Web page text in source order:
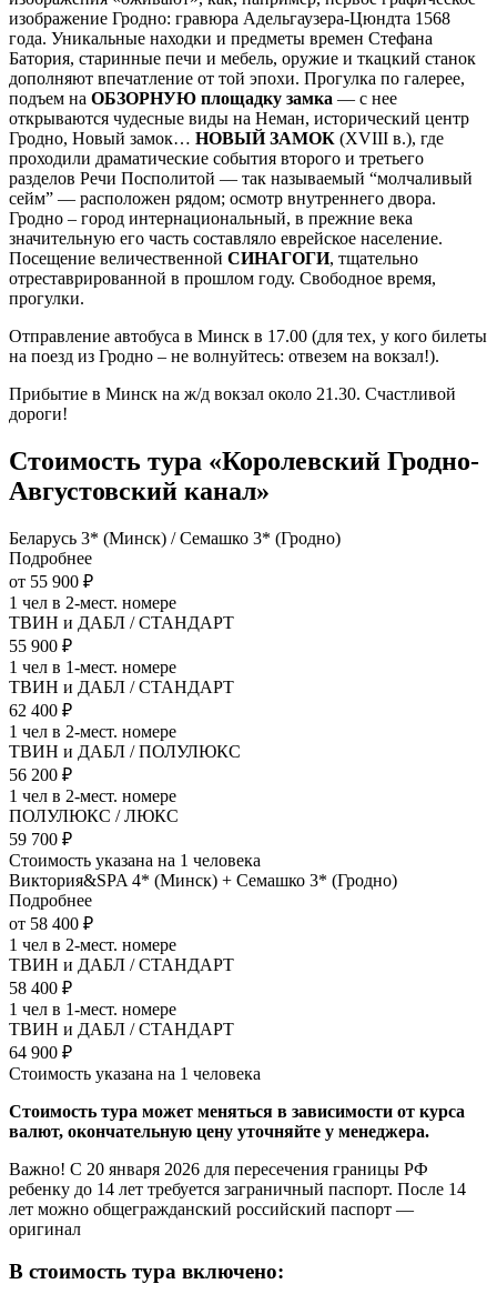
изображение Гродно: гравюра Адельгаузера-Цюндта 1568
года. Уникальные находки и предметы времен Стефана
Батория, старинные печи и мебель, оружие и ткацкий станок
дополняют впечатление от той эпохи. Прогулка по галерее,
подъем на ОБЗОРНУЮ площадку замка — с нее
открываются чудесные виды на Неман, исторический центр
Гродно, Новый замок… НОВЫЙ ЗАМОК (XVIII в.), где
проходили драматические события второго и третьего
разделов Речи Посполитой — так называемый “молчаливый
сейм” — расположен рядом; осмотр внутреннего двора.
Гродно – город интернациональный, в прежние века
значительную его часть составляло еврейское население.
Посещение величественной СИНАГОГИ, тщательно
отреставрированной в прошлом году. Свободное время,
прогулки.
Отправление автобуса в Минск в 17.00 (для тех, у кого билеты
на поезд из Гродно – не волнуйтесь: отвезем на вокзал!).
Прибытие в Минск на ж/д вокзал около 21.30. Счастливой
дороги!
Стоимость тура «Королевский Гродно-
Августовский канал»
Беларусь 3* (Минск) / Семашко 3* (Гродно)
Подробнее
от 55 900 ₽
1 чел в 2-мест. номере
ТВИН и ДАБЛ / СТАНДАРТ
55 900 ₽
1 чел в 1-мест. номере
ТВИН и ДАБЛ / СТАНДАРТ
62 400 ₽
1 чел в 2-мест. номере
ТВИН и ДАБЛ / ПОЛУЛЮКС
56 200 ₽
1 чел в 2-мест. номере
ПОЛУЛЮКС / ЛЮКС
59 700 ₽
Стоимость указана на 1 человека
Виктория&SPA 4* (Минск) + Семашко 3* (Гродно)
Подробнее
от 58 400 ₽
1 чел в 2-мест. номере
ТВИН и ДАБЛ / СТАНДАРТ
58 400 ₽
1 чел в 1-мест. номере
ТВИН и ДАБЛ / СТАНДАРТ
64 900 ₽
Стоимость указана на 1 человека
Стоимость тура может меняться в зависимости от курса
валют, окончательную цену уточняйте у менеджера.
Важно! С 20 января 2026 для пересечения границы РФ
ребенку до 14 лет требуется заграничный паспорт. После 14
лет можно общегражданский российский паспорт —
оригинал
В стоимость тура включено: